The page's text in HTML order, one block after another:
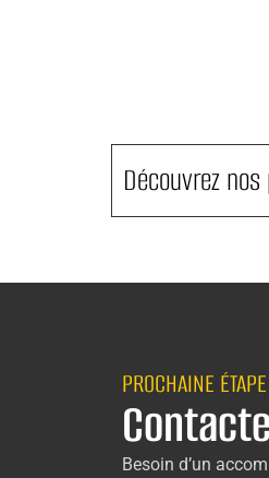
Découvrez
PROCHAINE ÉTAPE
Besoin d’un